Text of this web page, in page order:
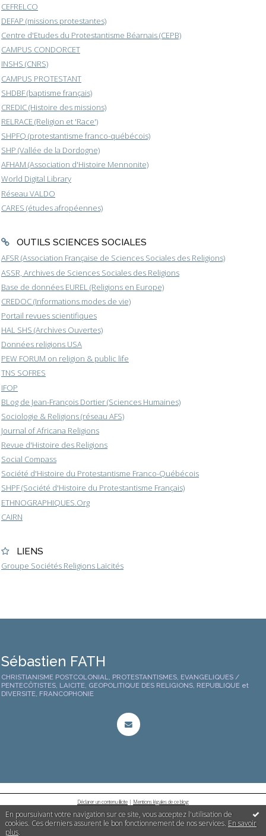
En poursuivant votre navigation sur ce site, vous acceptez l'utilisation de
cookies. Ces derniers assurent le bon fonctionnement de nos services. En savoir
plus.
CEFRELCO
DEFAP (missions protestantes)
Centre d'Etudes du Protestantisme Béarnais (CEPB)
CAMPUS CONDORCET
INSHS (CNRS)
CAMPUS PROTESTANT
SHDBF (baptisme français)
CREDIC (Histoire des missions)
RELRACE (Religion et 'Race')
SHPFQ (protestantisme franco-québécois)
SHP (Vallée de la Dordogne)
AFHAM (Association d'Histoire Mennonite)
World Digital Library
Réseau VALDO
CARES (études afropéennes)
OUTILS SCIENCES SOCIALES
AFSR (Association Française de Sciences Sociales des Religions)
ASSR, Archives de Sciences Sociales des Religions
Base de données EUREL (Religions en Europe)
CREDOC (Informations modes de vie)
Portail revues scientifiques
HAL SHS (Archives Ouvertes)
Données religions USA
PEW FORUM on religion & public life
TNS SOFRES
IFOP
BLog de Jean-François Dortier (Sciences Humaines)
Sociologie & Religions (réseau AFS)
Journal of Africana Religions
Revue d'Histoire des Religions
Social Compass
Société d'Histoire du Protestantisme Franco-Québécois
SHPF (Société d'Histoire du Protestantisme Français)
ETHNOGRAPHIQUES.Org
CAIRN
LIENS
Groupe Sociétés Religions Laïcités
Sébastien FATH
CHRISTIANISME POSTCOLONIAL, PROTESTANTISMES, EVANGELIQUES /
PENTECÔTISTES, LAICITE, GEOPOLITIQUE DES RELIGIONS, REPUBLIQUE et
DIVERSITE, FRANCOPHONIE
Déclarer un contenu illicite | Mentions légales de ce blog